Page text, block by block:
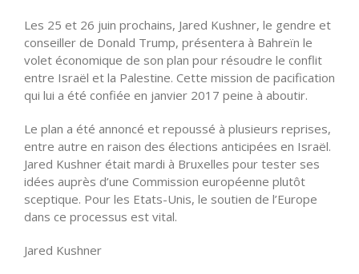
Les 25 et 26 juin prochains, Jared Kushner, le gendre et
conseiller de Donald Trump, présentera à Bahreïn le
volet économique de son plan pour résoudre le conflit
entre Israël et la Palestine. Cette mission de pacification
qui lui a été confiée en janvier 2017 peine à aboutir.
Le plan a été annoncé et repoussé à plusieurs reprises,
entre autre en raison des élections anticipées en Israël.
Jared Kushner était mardi à Bruxelles pour tester ses
idées auprès d’une Commission européenne plutôt
sceptique. Pour les Etats-Unis, le soutien de l’Europe
dans ce processus est vital.
Jared Kushner